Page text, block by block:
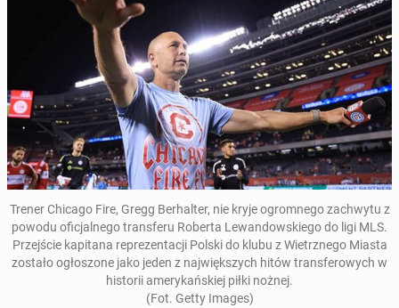
Trener Chicago Fire, Gregg Ber­hal­ter, nie kryje ogrom­ne­go za­chwy­tu z
powodu ofi­cjal­ne­go trans­fe­ru Roberta Le­wan­dow­skie­go do ligi MLS.
Przej­ście ka­pi­ta­na re­pre­zen­ta­cji Polski do klubu z Wietrz­ne­go Miasta
zostało ogło­szo­ne jako jeden z naj­więk­szych hitów trans­fe­ro­wych w
hi­sto­rii ame­ry­kań­skiej piłki nożnej.
(Fot. Getty Images)